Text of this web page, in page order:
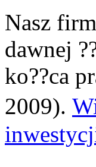
Nasz
dawnej
ko??ca
2009).